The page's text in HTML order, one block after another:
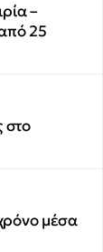
–
25
στο
μέσα